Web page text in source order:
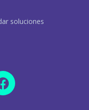
soluciones